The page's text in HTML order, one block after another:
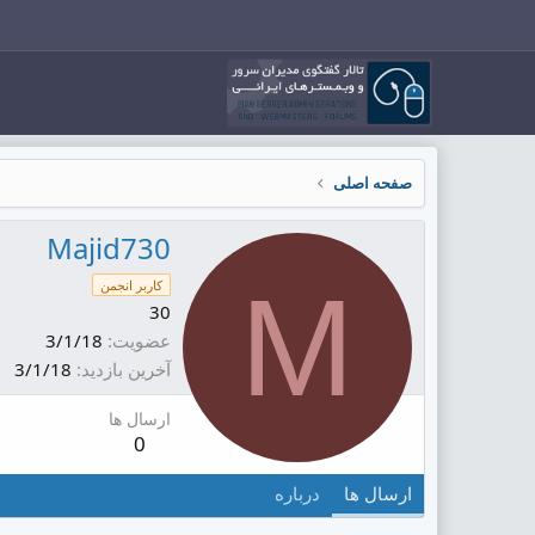
صفحه اصلی
M
Majid730
کاربر انجمن
30
عضویت 3/1/18
آخرین بازدید 3/1/18
ارسال ها
0
ارسال ها درباره